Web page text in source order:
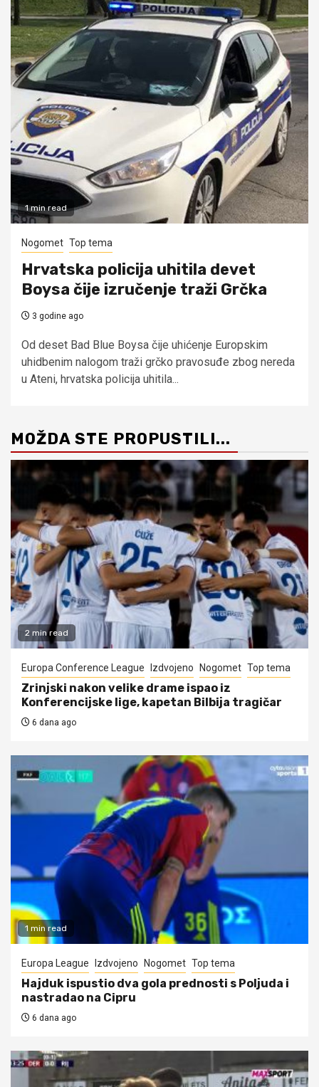
1 min read
Nogomet Top tema
Hrvatska policija uhitila devet
Boysa čije izručenje traži Grčka
3 godine ago
Od deset Bad Blue Boysa čije uhićenje Europskim
uhidbenim nalogom traži grčko pravosuđe zbog nereda
u Ateni, hrvatska policija uhitila...
MOŽDA STE PROPUSTILI...
2 min read
Europa Conference League Izdvojeno Nogomet Top tema
Zrinjski nakon velike drame ispao iz
Konferencijske lige, kapetan Bilbija tragičar
6 dana ago
1 min read
Europa League Izdvojeno Nogomet Top tema
Hajduk ispustio dva gola prednosti s Poljuda i
nastradao na Cipru
6 dana ago